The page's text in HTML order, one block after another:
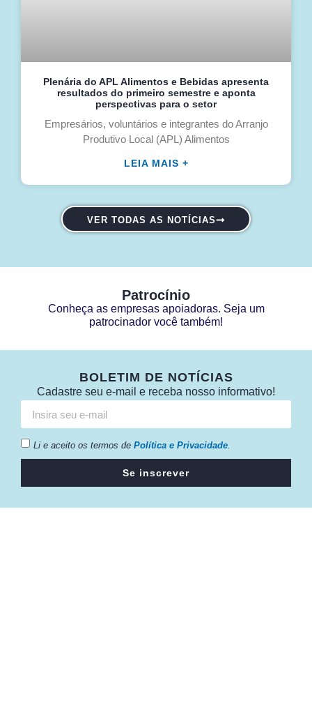
Plenária do APL Alimentos e Bebidas apresenta
resultados do primeiro semestre e aponta
perspectivas para o setor
Empresários, voluntários e integrantes do Arranjo
Produtivo Local (APL) Alimentos
LEIA MAIS +
VER TODAS AS NOTÍCIAS
Patrocínio
Conheça as empresas apoiadoras. Seja um
patrocinador você também!
BOLETIM DE NOTÍCIAS
Cadastre seu e-mail e receba nosso informativo!
Li e aceito os termos de Política e Privacidade.
Se inscrever